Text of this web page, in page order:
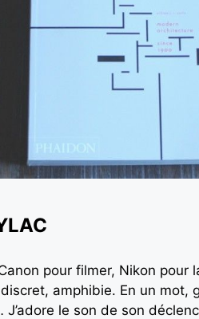
pour filmer, Nikon
amphibie. En un mot,
le son de son